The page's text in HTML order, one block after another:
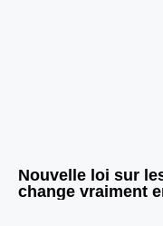
Nouvelle loi sur
change vraiment